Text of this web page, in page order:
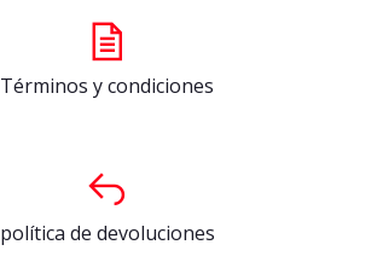
Términos y condiciones
política de devoluciones